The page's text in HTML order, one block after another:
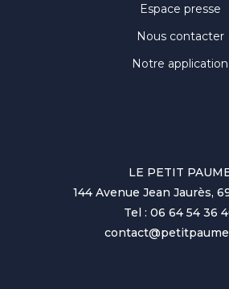
Espace presse
Nous contacter
Notre application
LE PETIT
144 Avenue Jean Jaurès,
Tel : 06 64 54 36